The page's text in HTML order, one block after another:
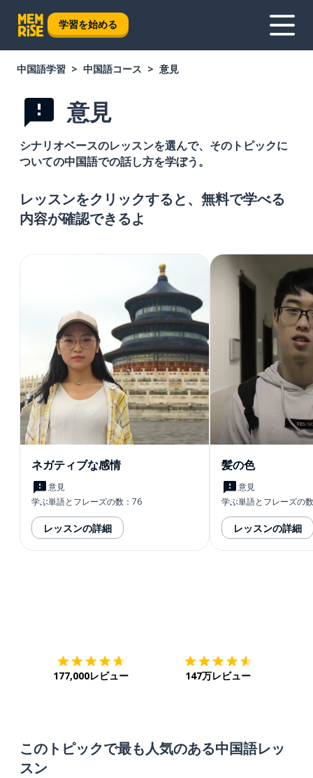
学習を始める
中国語学習 中国語コース 意見
意見
シナリオベースのレッスンを選んで、そのトピックに
ついての中国語での話し方を学ぼう。
レッスンをクリックすると、無料で学べる
内容が確認できるよ
ネガティブな感情
意見
学ぶ単語とフレーズの数：76
レッスンの詳細
髪の色
意見
学ぶ単語とフレーズの
レッスンの詳細
177,000レビュー 147万レビュー
このトピックで最も人気のある中国語レッ
スン